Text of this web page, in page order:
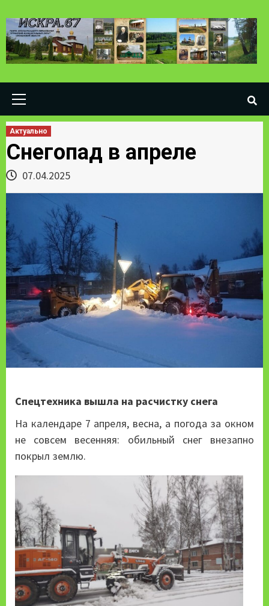
to
content
Актуально
Снегопад в апреле
07.04.2025
Спецтехника вышла на расчистку снега
На календаре 7 апреля, весна, а погода за окном
не совсем весенняя: обильный снег внезапно
покрыл землю.